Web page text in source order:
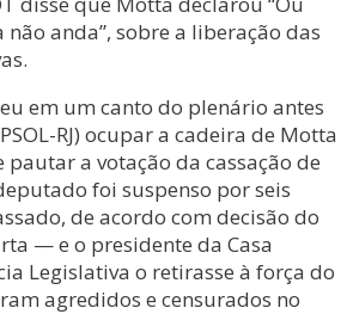
não anda”, sobre a liberação das
em um canto do plenário antes
RJ) ocupar a cadeira de Motta
pautar a votação da cassação de
foi suspenso por seis
de acordo com decisão do
— e o presidente da Casa
Legislativa o retirasse à força do
agredidos e censurados no